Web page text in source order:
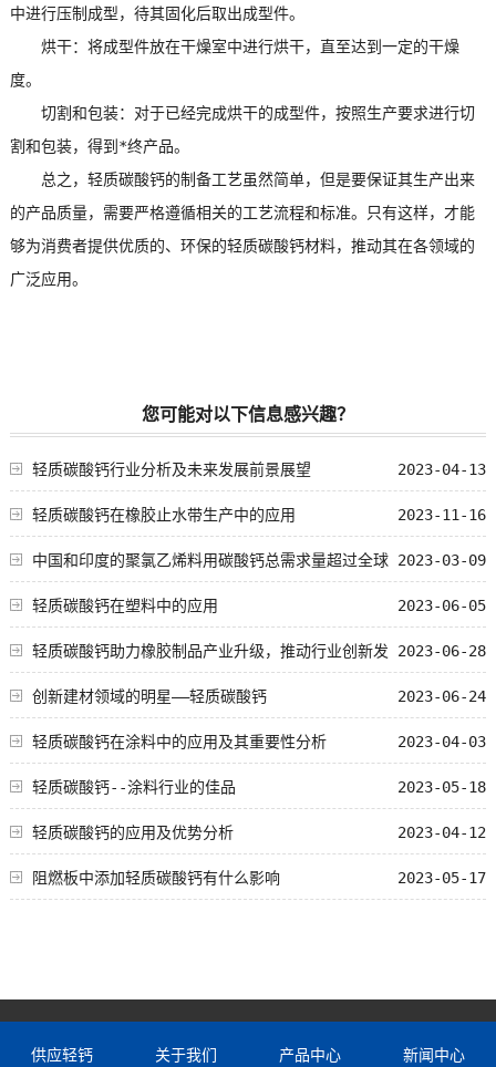
中进行压制成型，待其固化后取出成型件。
烘干：将成型件放在干燥室中进行烘干，直至达到一定的干燥
度。
切割和包装：对于已经完成烘干的成型件，按照生产要求进行切
割和包装，得到*终产品。
总之，轻质碳酸钙的制备工艺虽然简单，但是要保证其生产出来
的产品质量，需要严格遵循相关的工艺流程和标准。只有这样，才能
够为消费者提供优质的、环保的轻质碳酸钙材料，推动其在各领域的
广泛应用。
您可能对以下信息感兴趣？
2023-04-13
轻质碳酸钙行业分析及未来发展前景展望
2023-11-16
轻质碳酸钙在橡胶止水带生产中的应用
2023-03-09
中国和印度的聚氯乙烯料用碳酸钙总需求量超过全球
的45%
2023-06-05
轻质碳酸钙在塑料中的应用
2023-06-28
轻质碳酸钙助力橡胶制品产业升级，推动行业创新发
展
2023-06-24
创新建材领域的明星——轻质碳酸钙
2023-04-03
轻质碳酸钙在涂料中的应用及其重要性分析
2023-05-18
轻质碳酸钙--涂料行业的佳品
2023-04-12
轻质碳酸钙的应用及优势分析
2023-05-17
阻燃板中添加轻质碳酸钙有什么影响
供应轻钙 关于我们 产品中心 新闻中心